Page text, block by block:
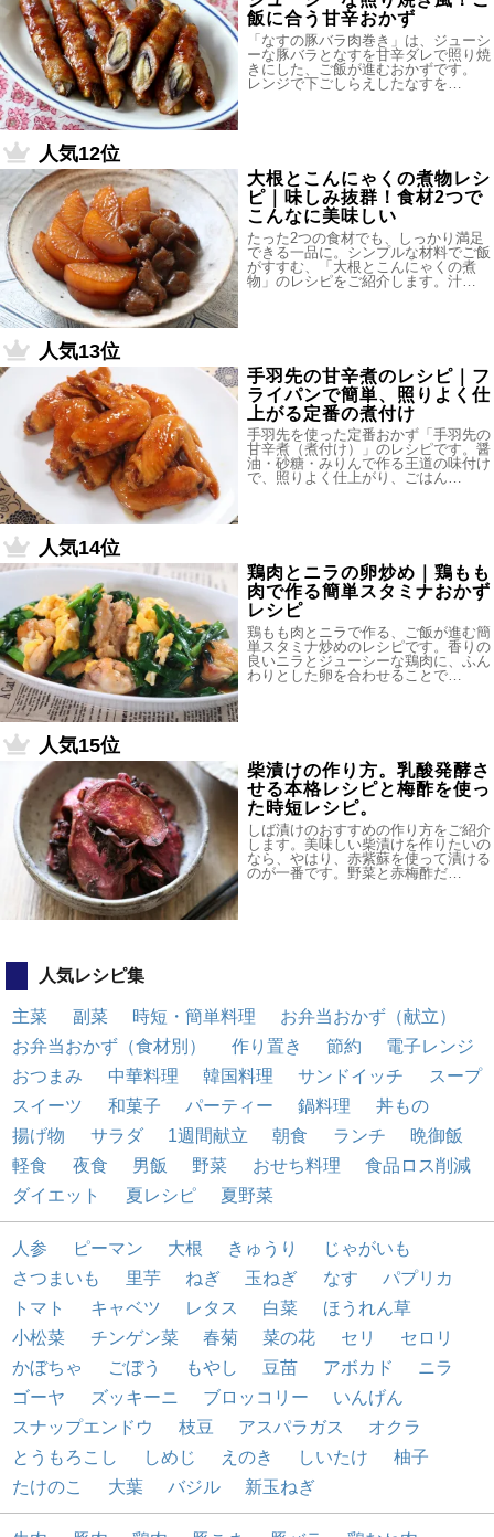
飯に合う甘辛おかず
「なすの豚バラ肉巻き」は、ジューシ
ーな豚バラとなすを甘辛ダレで照り焼
きにした、ご飯が進むおかずです。
レンジで下ごしらえしたなすを…
人気12位
大根とこんにゃくの煮物レシ
ピ｜味しみ抜群！食材2つで
こんなに美味しい
たった2つの食材でも、しっかり満足
できる一品に。シンプルな材料でご飯
がすすむ、「大根とこんにゃくの煮
物」のレシピをご紹介します。汁…
人気13位
手羽先の甘辛煮のレシピ｜フ
ライパンで簡単、照りよく仕
上がる定番の煮付け
手羽先を使った定番おかず「手羽先の
甘辛煮（煮付け）」のレシピです。醤
油・砂糖・みりんで作る王道の味付け
で、照りよく仕上がり、ごはん…
人気14位
鶏肉とニラの卵炒め｜鶏もも
肉で作る簡単スタミナおかず
レシピ
鶏もも肉とニラで作る、ご飯が進む簡
単スタミナ炒めのレシピです。香りの
良いニラとジューシーな鶏肉に、ふん
わりとした卵を合わせることで…
人気15位
柴漬けの作り方。乳酸発酵さ
せる本格レシピと梅酢を使っ
た時短レシピ。
しば漬けのおすすめの作り方をご紹介
します。美味しい柴漬けを作りたいの
なら、やはり、赤紫蘇を使って漬ける
のが一番です。野菜と赤梅酢だ…
人気レシピ集
主菜 副菜 時短・簡単料理
お弁当おかず（献立）
お弁当おかず（食材別）
作り置き 節約
電子レンジ
おつまみ
中華料理 韓国料理 サンドイッチ
スープ
スイーツ
和菓子 パーティー 鍋料理
丼もの
揚げ物
サラダ 1週間献立 朝食 ランチ
晩御飯
軽食
夜食 男飯 野菜 おせち料理
食品ロス削減
ダイエット
夏レシピ 夏野菜
人参 ピーマン 大根 きゅうり
じゃがいも
さつまいも
里芋 ねぎ 玉ねぎ なす
パプリカ
トマト
キャベツ レタス 白菜
ほうれん草
小松菜
チンゲン菜 春菊 菜の花 セリ
セロリ
かぼちゃ
ごぼう もやし 豆苗 アボカド
ニラ
ゴーヤ
ズッキーニ ブロッコリー
いんげん
スナップエンドウ
枝豆 アスパラガス
オクラ
とうもろこし
しめじ えのき しいたけ
柚子
たけのこ
大葉 バジル 新玉ねぎ